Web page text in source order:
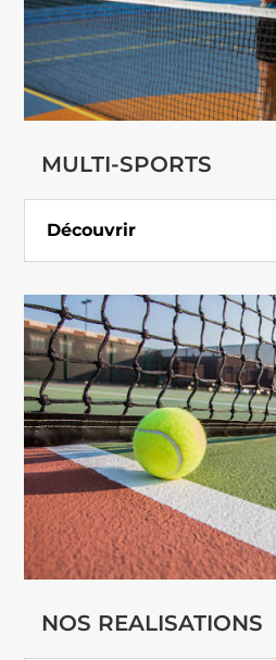
MULTI-SPORTS
Découvrir
NOS REALISATIONS